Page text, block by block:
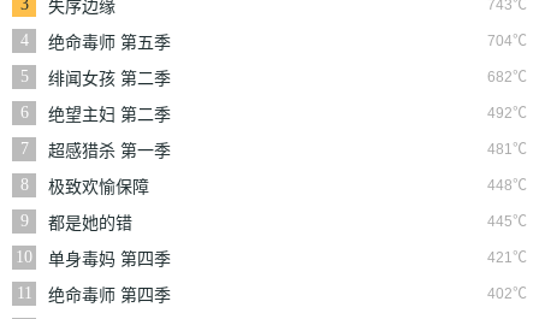
3
743℃
失序边缘
4
704℃
绝命毒师 第五季
5
682℃
绯闻女孩 第二季
6
492℃
绝望主妇 第二季
7
481℃
超感猎杀 第一季
8
448℃
极致欢愉保障
9
445℃
都是她的错
10
421℃
单身毒妈 第四季
11
402℃
绝命毒师 第四季